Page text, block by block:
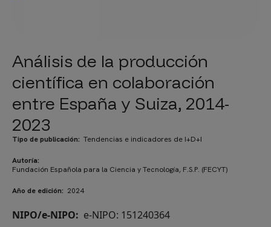
Análisis de la producción
científica en colaboración
entre España y Suiza, 2014-
2023
Tipo de publicación Tendencias e indicadores de I+D+I
Autoría
Fundación Española para la Ciencia y Tecnología, F.S.P. (FECYT)
Año de edición 2024
NIPO/e-NIPO
e-NIPO: 151240364